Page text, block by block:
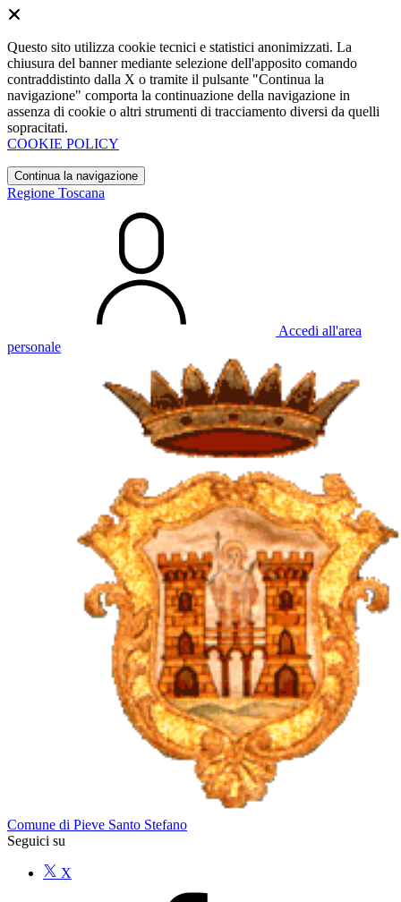
Questo sito utilizza cookie tecnici e statistici anonimizzati. La
chiusura del banner mediante selezione dell'apposito comando
contraddistinto dalla X o tramite il pulsante "Continua la
navigazione" comporta la continuazione della navigazione in
assenza di cookie o altri strumenti di tracciamento diversi da quelli
sopracitati.
COOKIE POLICY
Continua la navigazione
Regione Toscana
Accedi all'area
personale
Comune di Pieve Santo Stefano
Seguici su
X